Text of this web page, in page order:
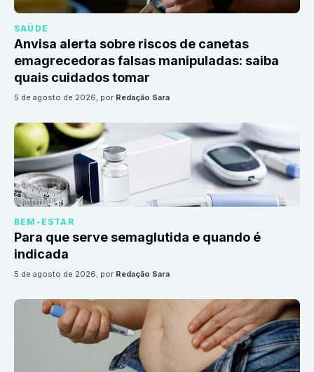
SAÚDE
Anvisa alerta sobre riscos de canetas
emagrecedoras falsas manipuladas: saiba
quais cuidados tomar
5 de agosto de 2026, por Redação Sara
BEM-ESTAR
Para que serve semaglutida e quando é
indicada
5 de agosto de 2026, por Redação Sara